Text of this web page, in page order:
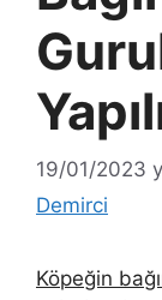
19/01/2023
Demirci
Köpeğin